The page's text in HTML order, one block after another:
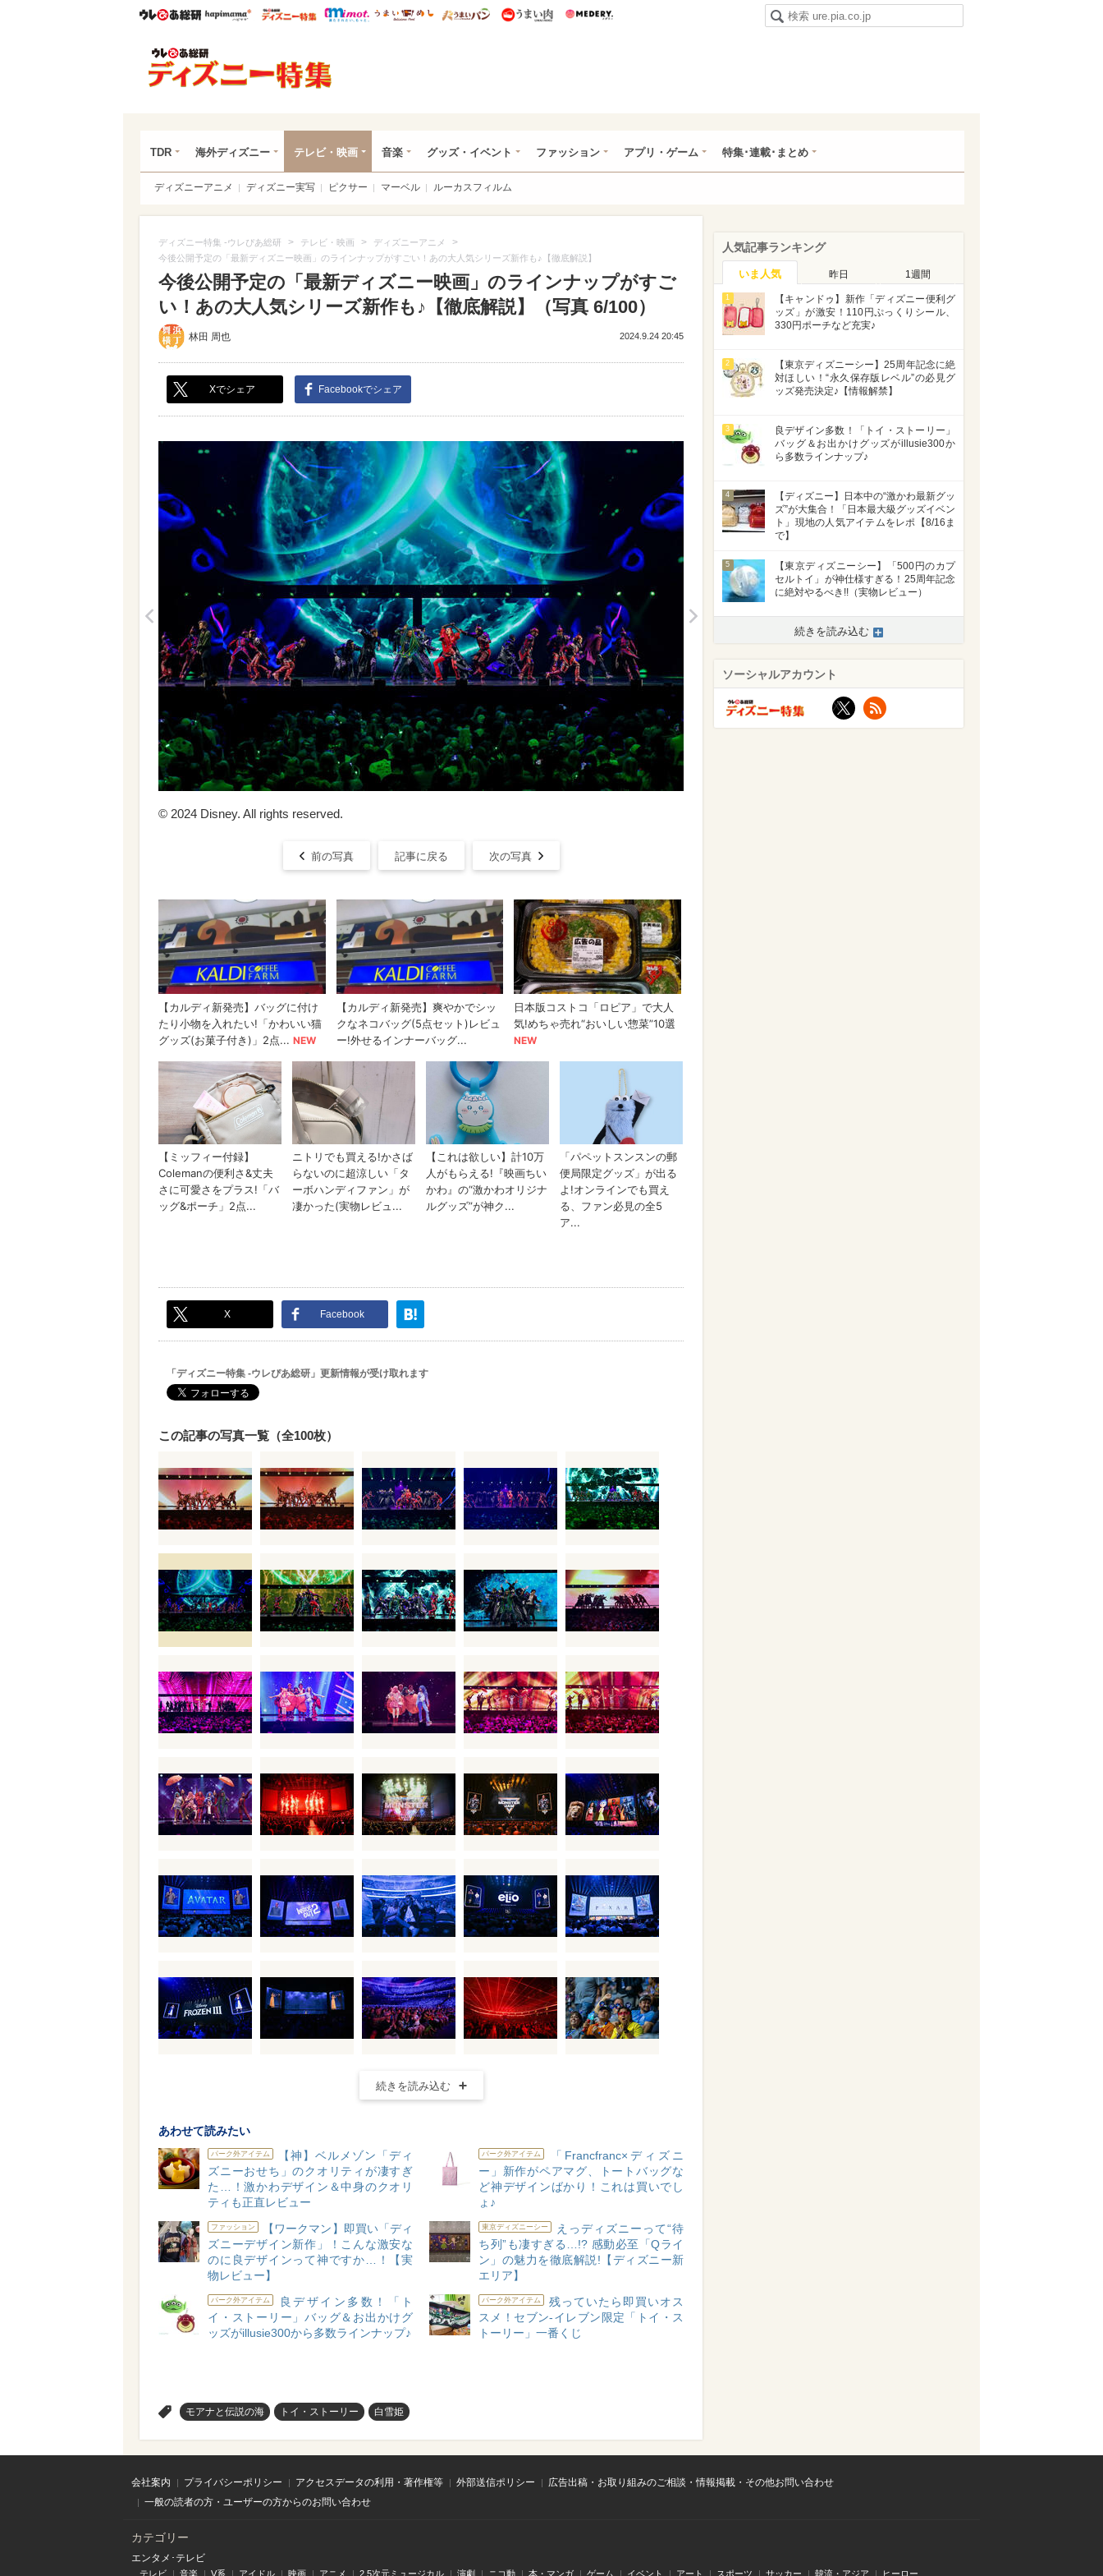
ウレぴあ総研ハピママ* ウレぴあ総研 ディズニー特集
mimot. うまいめし うまいパン うまい肉
TDR 海外ディズニー テレビ・映画 音楽 グッズ・イベント ファッション アプリ・ゲーム 特集･連載･まとめ
ディズニーアニメ ディズニー実写 ピクサー マーベル ルーカスフィルム
ディズニー特集 -ウレぴあ総研 > テレビ・映画 > ディズニーアニメ >
今後公開予定の「最新ディズニー映画」のラインナップがすごい！あの大人気シリーズ新作も♪【徹底解説】
今後公開予定の「最新ディズニー映画」のラインナップがすご
い！あの大人気シリーズ新作も♪【徹底解説】（写真 6/100）
林田 周也 2024.9.24 20:45
Xでシェア Facebookでシェア
>
© 2024 Disney. All rights reserved.
前の写真 記事に戻る 次の写真
X Facebook
「ディズニー特集 -ウレぴあ総研」更新情報が受け取れます
この記事の写真一覧（全100枚）
続きを読み込む
あわせて読みたい
パーク外アイテム
【神】ベルメゾン「ディ
ズニーおせち」のクオリティが凄すぎ
た…！激かわデザイン＆中身のクオリ
ティも正直レビュー
パーク外アイテム
「Francfranc×ディズニ
ー」新作がペアマグ、トートバッグな
ど神デザインばかり！これは買いでし
ょ♪
ファッション
【ワークマン】即買い「ディ
ズニーデザイン新作」！こんな激安な
のに良デザインって神ですか…！【実
物レビュー】
東京ディズニーシー
えっディズニーって“待
ち列”も凄すぎる…!? 感動必至「Qライ
ン」の魅力を徹底解説!【ディズニー新
エリア】
パーク外アイテム
良デザイン多数！「ト
イ・ストーリー」バッグ＆お出かけグ
ッズがillusie300から多数ラインナップ♪
パーク外アイテム
残っていたら即買いオス
スメ！セブン‐イレブン限定「トイ・ス
トーリー」一番くじ
モアナと伝説の海 トイ・ストーリー 白雪姫
人気記事ランキング
いま人気 昨日 1週間
1
【キャンドゥ】新作「ディズニー便利グ
ッズ」が激安！110円ぷっくりシール、
330円ポーチなど充実♪
2
【東京ディズニーシー】25周年記念に絶
対ほしい！“永久保存版レベル”の必見グ
ッズ発売決定♪【情報解禁】
3
良デザイン多数！「トイ・ストーリー」
バッグ＆お出かけグッズがillusie300か
ら多数ラインナップ♪
4
【ディズニー】日本中の“激かわ最新グッ
ズ”が大集合！「日本最大級グッズイベン
ト」現地の人気アイテムをレポ【8/16ま
で】
5
【東京ディズニーシー】「500円のカプ
セルトイ」が神仕様すぎる！25周年記念
に絶対やるべき!!（実物レビュー）
続きを読み込む
ソーシャルアカウント
X
会社案内 プライバシーポリシー アクセスデータの利用・著作権等 外部送信ポリシー
広告出稿・お取り組みのご相談・情報掲載・その他お問い合わせ
一般の読者の方・ユーザーの方からのお問い合わせ
カテゴリー
エンタメ･テレビ
テレビ 音楽 V系 アイドル 映画 アニメ 2.5次元ミュージカル 演劇 ニコ動 本・マンガ ゲーム イベント アート スポーツ サッカー 韓流・アジア ヒーロー